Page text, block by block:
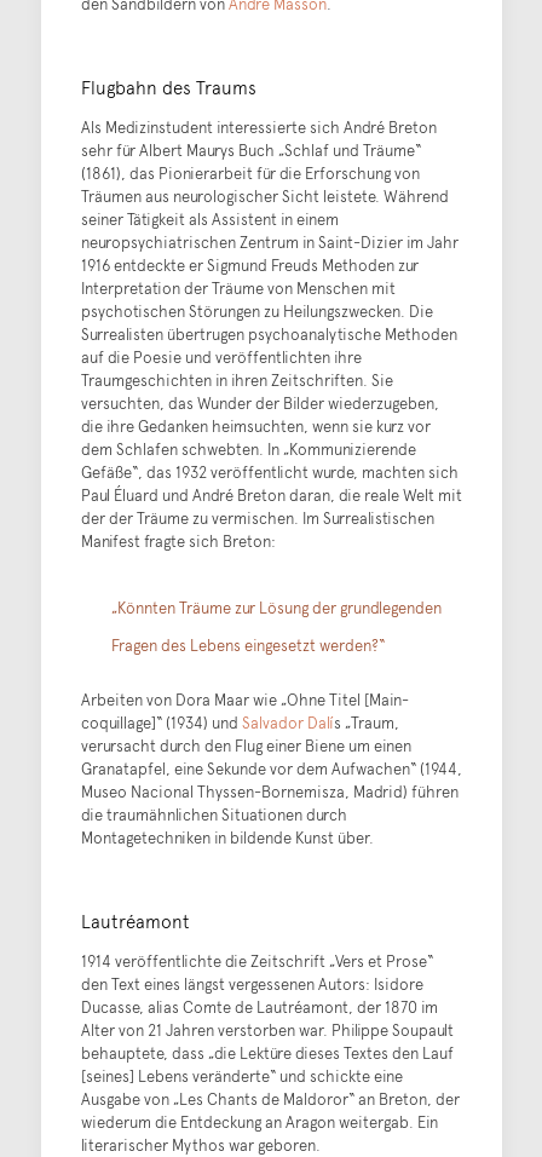
Flugbahn des Traums
Als Medizinstudent interessierte sich André Breton
sehr für Albert Maurys Buch „Schlaf und Träume“
(1861), das Pionierarbeit für die Erforschung von
Träumen aus neurologischer Sicht leistete. Während
seiner Tätigkeit als Assistent in einem
neuropsychiatrischen Zentrum in Saint-Dizier im Jahr
1916 entdeckte er Sigmund Freuds Methoden zur
Interpretation der Träume von Menschen mit
psychotischen Störungen zu Heilungszwecken. Die
Surrealisten übertrugen psychoanalytische Methoden
auf die Poesie und veröffentlichten ihre
Traumgeschichten in ihren Zeitschriften. Sie
versuchten, das Wunder der Bilder wiederzugeben,
die ihre Gedanken heimsuchten, wenn sie kurz vor
dem Schlafen schwebten. In „Kommunizierende
Gefäße“, das 1932 veröffentlicht wurde, machten sich
Paul Éluard und André Breton daran, die reale Welt mit
der der Träume zu vermischen. Im Surrealistischen
Manifest fragte sich Breton:
„Könnten Träume zur Lösung der grundlegenden
Fragen des Lebens eingesetzt werden?“
Arbeiten von Dora Maar wie „Ohne Titel [Main-
coquillage]“ (1934) und Salvador Dalís „Traum,
verursacht durch den Flug einer Biene um einen
Granatapfel, eine Sekunde vor dem Aufwachen“ (1944,
Museo Nacional Thyssen-Bornemisza, Madrid) führen
die traumähnlichen Situationen durch
Montagetechniken in bildende Kunst über.
Lautréamont
1914 veröffentlichte die Zeitschrift „Vers et Prose“
den Text eines längst vergessenen Autors: Isidore
Ducasse, alias Comte de Lautréamont, der 1870 im
Alter von 21 Jahren verstorben war. Philippe Soupault
behauptete, dass „die Lektüre dieses Textes den Lauf
[seines] Lebens veränderte“ und schickte eine
Ausgabe von „Les Chants de Maldoror“ an Breton, der
wiederum die Entdeckung an Aragon weitergab. Ein
literarischer Mythos war geboren.